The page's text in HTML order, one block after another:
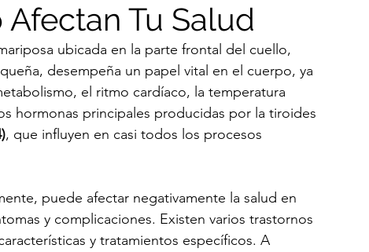
Tiroides Andropausia Sindrome de Turner
General Síndrome de Prader
Talla Baja Glandulas Suprarrenales
Tu Salud
ubicada en la parte frontal del cuello,
desempeña un papel vital en el cuerpo, ya
el ritmo cardíaco, la temperatura
hormonas principales producidas por la tiroides
, que influyen en casi todos los procesos
puede afectar negativamente la salud en
y complicaciones. Existen varios trastornos
y tratamientos específicos. A